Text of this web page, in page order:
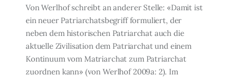
Von Werlhof schreibt an anderer Stel­le: «Damit ist
ein neuer Patriarchatsbegriff formuliert, der
neben dem historischen Pa­triarchat auch die
aktuelle Zivilisation dem Patriarchat und einem
Kontinuum vom Ma­triarchat zum Patriarchat
zuordnen kann» (von Werlhof 2009a: 2). Im